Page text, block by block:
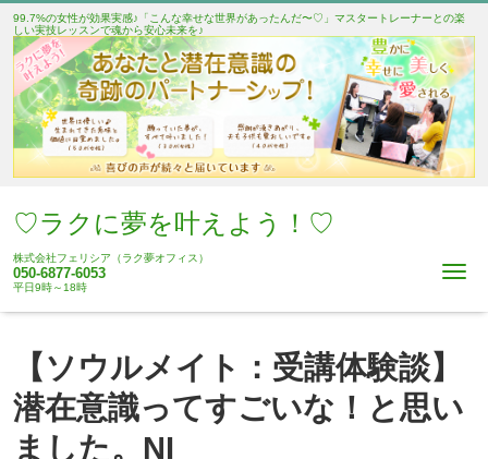
99.7%の女性が効果実感♪「こんな幸せな世界があったんだ〜♡」マスタートレーナーとの楽
しい実技レッスンで魂から安心未来を♪
♡ラクに夢を叶えよう！♡
株式会社フェリシア（ラク夢オフィス）
050-6877-6053
平日9時～18時
【ソウルメイト：受講体験談】
潜在意識ってすごいな！と思い
ました。NI